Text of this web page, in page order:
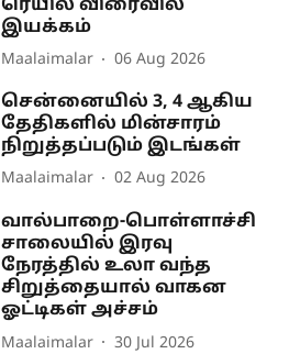
ரெயில் விரைவில்
இயக்கம்
Maalaimalar 06 Aug 2026
சென்னையில் 3, 4 ஆகிய
தேதிகளில் மின்சாரம்
நிறுத்தப்படும் இடங்கள்
Maalaimalar 02 Aug 2026
வால்பாறை-பொள்ளாச்சி
சாலையில் இரவு
நேரத்தில் உலா வந்த
சிறுத்தையால் வாகன
ஓட்டிகள் அச்சம்
Maalaimalar 30 Jul 2026